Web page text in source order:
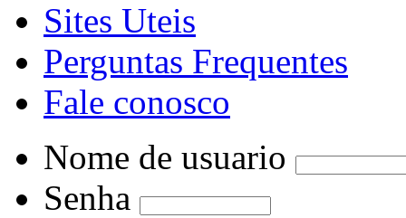
Sites Uteis
Perguntas Frequentes
Fale conosco
Nome de usuario
Senha